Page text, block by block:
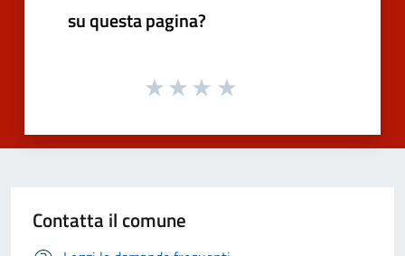
su questa pagina?
Contatta il comune